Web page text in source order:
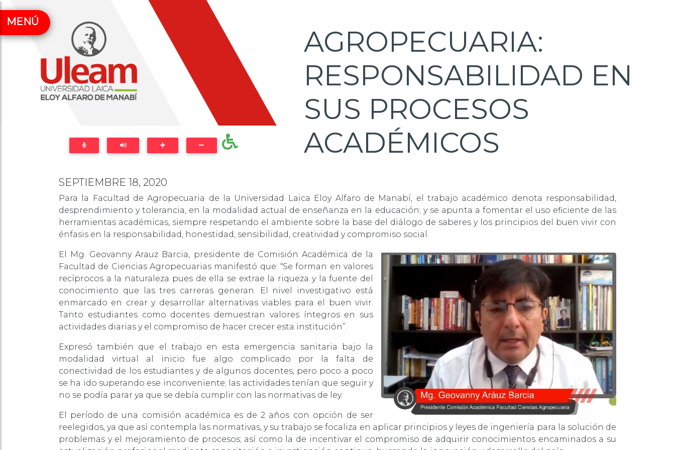
MENÚ
AGROPECUARIA:
RESPONSABILIDAD EN
SUS PROCESOS
ACADÉMICOS
SEPTIEMBRE 18, 2020
Para la Facultad de Agropecuaria de la Universidad Laica Eloy Alfaro de Manabí, el trabajo académico denota responsabilidad,
desprendimiento y tolerancia, en la modalidad actual de enseñanza en la educación; y se apunta a fomentar el uso eficiente de las
herramientas académicas, siempre respetando el ambiente sobre la base del diálogo de saberes y los principios del buen vivir con
énfasis en la responsabilidad, honestidad, sensibilidad, creatividad y compromiso social.
El Mg. Geovanny Arauz Barcia, presidente de Comisión Académica de la
Facultad de Ciencias Agropecuarias manifestó que: “Se forman en valores
recíprocos a la naturaleza pues de ella se extrae la riqueza y la fuente del
conocimiento que las tres carreras generan. El nivel investigativo está
enmarcado en crear y desarrollar alternativas viables para el buen vivir.
Tanto estudiantes como docentes demuestran valores íntegros en sus
actividades diarias y el compromiso de hacer crecer esta institución”.
Expresó también que el trabajo en esta emergencia sanitaria bajo la
modalidad virtual al inicio fue algo complicado por la falta de
conectividad de los estudiantes y de algunos docentes, pero poco a poco
se ha ido superando ese inconveniente; las actividades tenían que seguir y
no se podía parar ya que se debía cumplir con las normativas de ley.
El período de una comisión académica es de 2 años con opción de ser
reelegidos, ya que así contempla las normativas, y su trabajo se focaliza en aplicar principios y leyes de ingeniería para la solución de
problemas y el mejoramiento de procesos; así como la de incentivar el compromiso de adquirir conocimientos encaminados a su